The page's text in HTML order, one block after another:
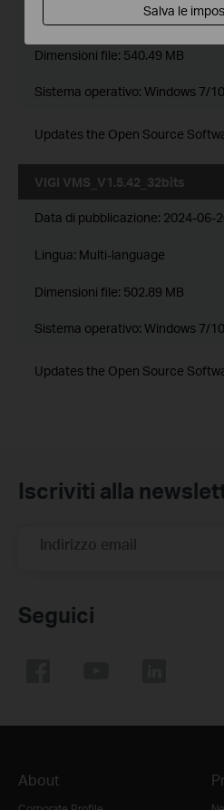
Multi-language
Dimensioni file: 540.49 MB
Sistema operativo: Windows 7/
Updates the Open Source
VIGI VMS_V1.5.42_32bits
Data di pubblicazione: 2024-06-
Lingua: Multi-language
Dimensioni file: 502.89 MB
Sistema operativo: Windows 7/
Updates the Open Source
Iscriviti alla
Indirizzo email
Seguici
About
Salva le